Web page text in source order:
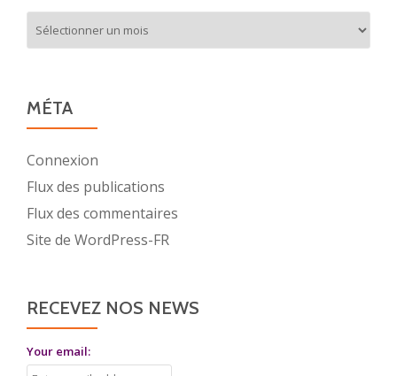
années
vous
MÉTA
Connexion
Flux des publications
Flux des commentaires
Site de WordPress-FR
RECEVEZ NOS NEWS
Your email: